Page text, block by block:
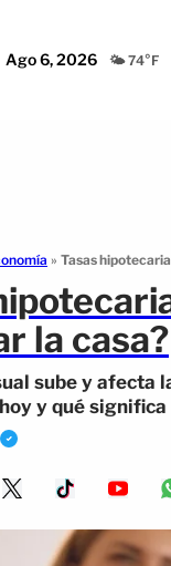
Ago 6, 2026 🌤️ 74°F
» Tasas
la casa?
sube y afecta
y qué significa